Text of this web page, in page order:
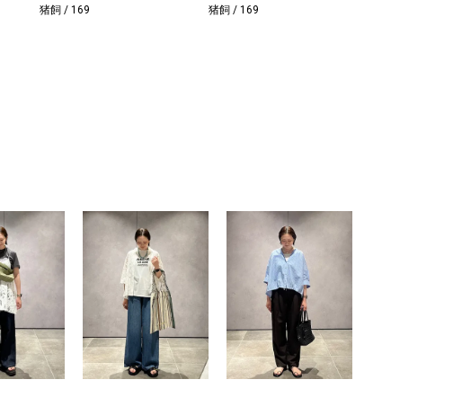
猪飼 / 169
猪飼 / 169